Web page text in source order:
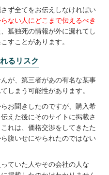
ず全てをお伝えしなければい
ない人にどこまで伝えるべき
、孤独死の情報が外に漏れてし
すことがあります。
るリスク
が、第三者があの有名な某事
しまう可能性があります。
お聞きしたのですが、購入希
えた後にそのサイトに掲載さ
れは、価格交渉をしてきたた
腹いせにやられたのではない
ていた人やその会社の人な